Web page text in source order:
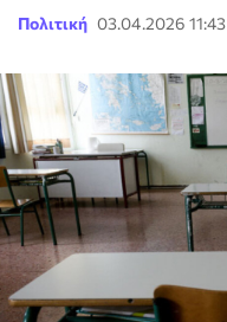
Πολιτική 03.04.2026 11:43